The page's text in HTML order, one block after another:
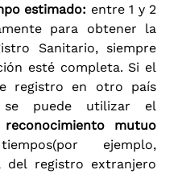
estimado: entre 1 y 2
para obtener la
Sanitario, siempre
esté completa. Si el
registro en otro país
se puede utilizar el
mutuo
ejemplo,
del registro extranjero